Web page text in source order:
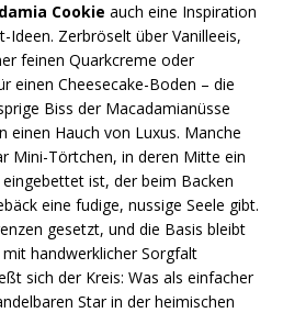
Cookie auch eine Inspiration
Ideen. Zerbröselt über Vanilleeis,
feinen Quarkcreme oder
einen Cheesecake-Boden – die
Biss der Macadamianüsse
einen Hauch von Luxus. Manche
Mini-Törtchen, in deren Mitte ein
ist, der beim Backen
eine fudige, nussige Seele gibt.
gesetzt, und die Basis bleibt
handwerklicher Sorgfalt
sich der Kreis: Was als einfacher
Star in der heimischen